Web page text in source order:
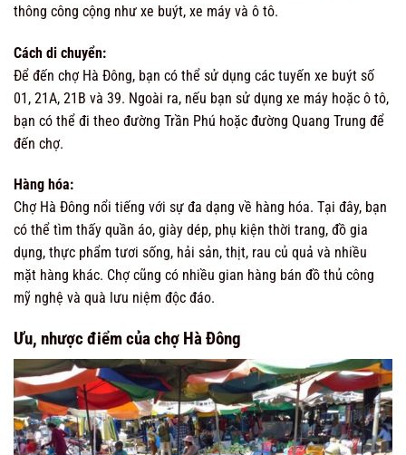
thông công cộng như xe buýt, xe máy và ô tô.
Cách di chuyển:
Để đến chợ Hà Đông, bạn có thể sử dụng các tuyến xe buýt số
01, 21A, 21B và 39. Ngoài ra, nếu bạn sử dụng xe máy hoặc ô tô,
bạn có thể đi theo đường Trần Phú hoặc đường Quang Trung để
đến chợ.
Hàng hóa:
Chợ Hà Đông nổi tiếng với sự đa dạng về hàng hóa. Tại đây, bạn
có thể tìm thấy quần áo, giày dép, phụ kiện thời trang, đồ gia
dụng, thực phẩm tươi sống, hải sản, thịt, rau củ quả và nhiều
mặt hàng khác. Chợ cũng có nhiều gian hàng bán đồ thủ công
mỹ nghệ và quà lưu niệm độc đáo.
Ưu, nhược điểm của chợ Hà Đông